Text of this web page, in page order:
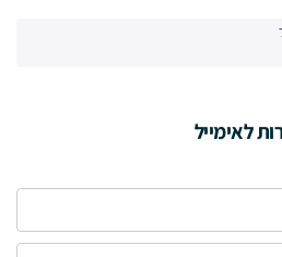
לאימייל